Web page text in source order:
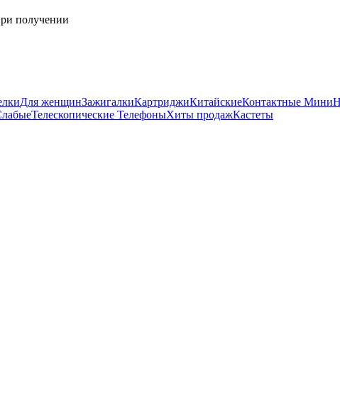
получении
Для женщинЗажигалкиКартриджиКитайскиеКонтактные Мини
Телескопические ТелефоныХиты продажКастеты